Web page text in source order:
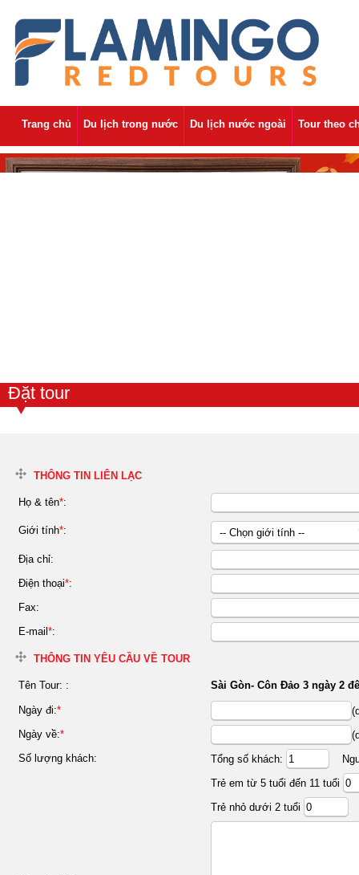
Trang chủ Du lịch trong nước Du lịch nước ngoài Tour theo
Đặt tour
THÔNG TIN LIÊN LẠC
Họ & tên*:
Giới tính*:
-- Chọn giới tính --
Địa chỉ:
Điện thoại*:
Fax:
E-mail *:
THÔNG TIN YÊU CẦU VỀ TOUR
Tên Tour: : Sài Gòn- Côn Đảo 3 ngày 2
Ngày đi:*
Ngày về:*
Số lượng khách:
Tổng số khách:
Trẻ em từ 5 tuổi đến 11 tuổi
Trẻ nhỏ dưới 2 tuổi